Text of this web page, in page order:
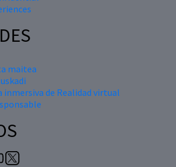
maitea
inmersiva de Realidad virtual